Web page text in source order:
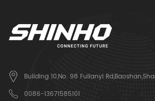
Building 10,No. 98 Fulianyi
0086-13671585101